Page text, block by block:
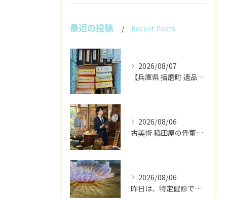
最近の投稿 Recent Posts
2026/08/07
【兵庫県 播磨町 遺品整理 買取 書道具 墨】
2026/08/06
古美術 稲田屋の骨董家具と遺品整理の目利き
2026/08/06
昨日は、特定健診でした。